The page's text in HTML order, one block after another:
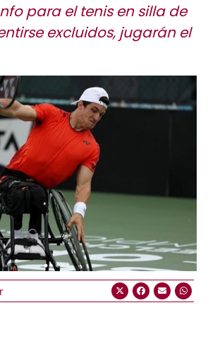
para el tenis en silla de
excluidos, jugarán el